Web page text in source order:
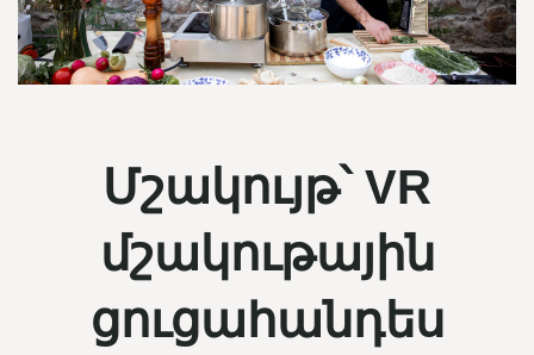
Մշակույթ՝ VR
մշակութային
ցուցահանդես